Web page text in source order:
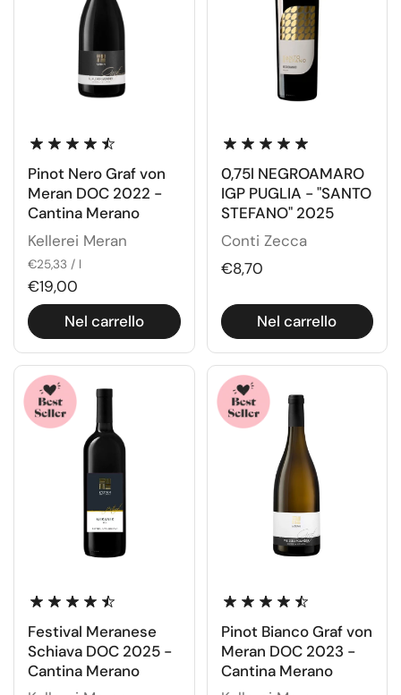
Pinot Nero Graf von
Meran DOC 2022 -
Cantina Merano
Kellerei Meran
€25,33 / l
€19,00
Nel carrello
0,75l NEGROAMARO
IGP PUGLIA - "SANTO
STEFANO" 2025
Conti Zecca
€8,70
Nel carrello
Festival Meranese
Schiava DOC 2025 -
Cantina Merano
Pinot Bianco Graf von
Meran DOC 2023 -
Cantina Merano